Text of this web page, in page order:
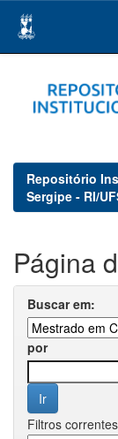
navigation
Repositório
Sergipe - RI/
Página
Buscar em:
por
Filtros